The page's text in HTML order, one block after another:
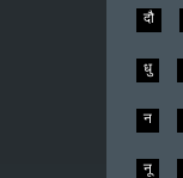
दौ
धु
न
नू